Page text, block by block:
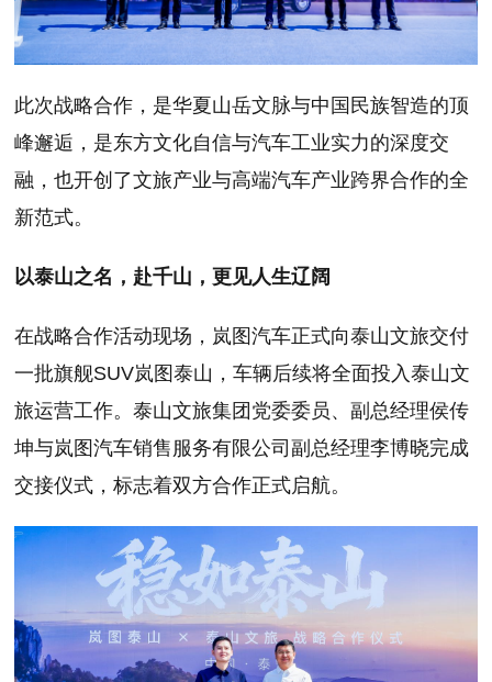
此次战略合作，是华夏山岳文脉与中国民族智造的顶
峰邂逅，是东方文化自信与汽车工业实力的深度交
融，也开创了文旅产业与高端汽车产业跨界合作的全
新范式。
以泰山之名，赴千山，更见人生辽阔
在战略合作活动现场，岚图汽车正式向泰山文旅交付
一批旗舰SUV岚图泰山，车辆后续将全面投入泰山文
旅运营工作。泰山文旅集团党委委员、副总经理侯传
坤与岚图汽车销售服务有限公司副总经理李博晓完成
交接仪式，标志着双方合作正式启航。